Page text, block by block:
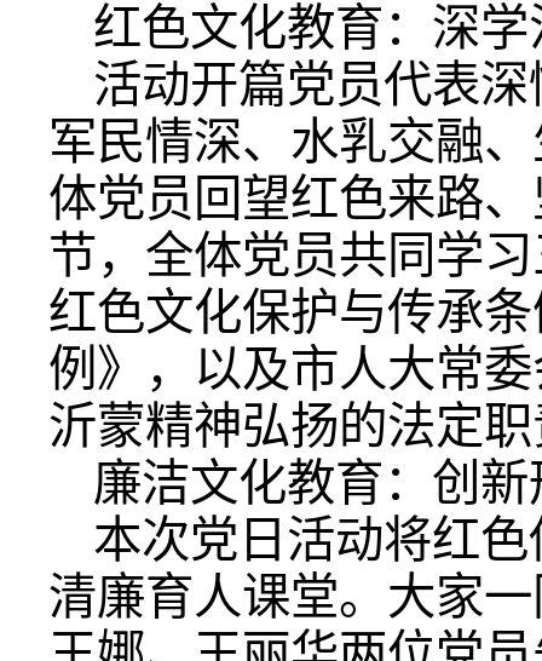
红色文化教育：深
活动开篇党员代表
军民情深、水乳交融
体党员回望红色来路
节，全体党员共同学
红色文化保护与传承
例》，以及市人大常
沂蒙精神弘扬的法定
廉洁文化教育：创
本次党日活动将红
清廉育人课堂。大家